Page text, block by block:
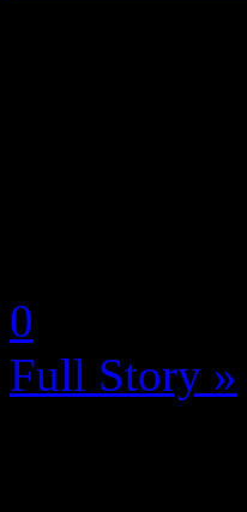
0
Full Story »